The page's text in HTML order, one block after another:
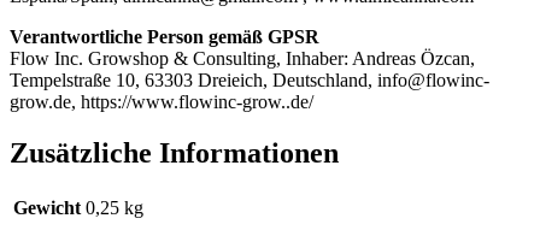
Verantwortliche Person gemäß GPSR
Flow Inc. Growshop & Consulting, Inhaber: Andreas Özcan,
Tempelstraße 10, 63303 Dreieich, Deutschland, info@flowinc-
grow.de, https://www.flowinc-grow..de/
Zusätzliche Informationen
Gewicht 0,25 kg